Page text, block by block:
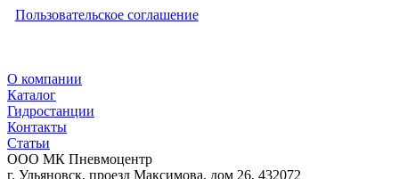
Пользовательское соглашение
О компании
Каталог
Гидростанции
Контакты
Статьи
ООО МК Пневмоцентр
г. Ульяновск, проезд Максимова, дом 26, 432072